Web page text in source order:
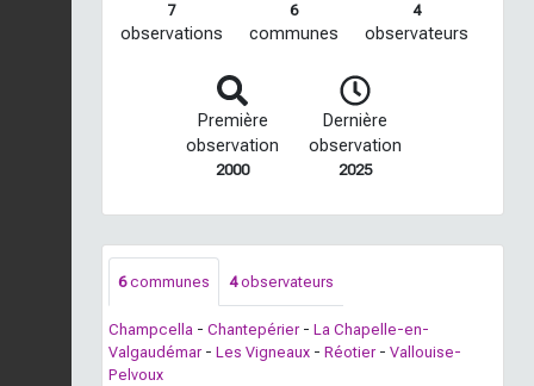
7
observations
6
communes
4
observateurs
Première
observation
2000
Dernière
observation
2025
6communes 4observateurs
Champcella - Chantepérier - La Chapelle-en-
Valgaudémar - Les Vigneaux - Réotier - Vallouise-
Pelvoux